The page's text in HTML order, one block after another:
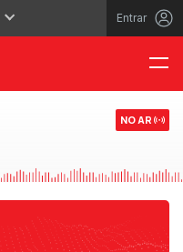
Entrar
NO AR